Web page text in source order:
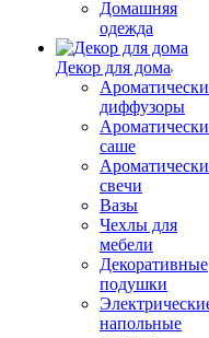
Домашняя
одежда
Декор для дома
диффузоры
саше
свечи
Вазы
Чехлы для
мебели
Декоративные
подушки
напольные